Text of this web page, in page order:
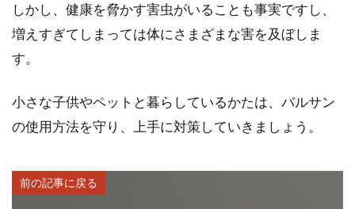
しかし、健康を脅かす害虫がいることも事実ですし、
増えすぎてしまっては体にさまざまな害を及ぼしま
す。
小さな子供やペットと暮らしているかたは、バルサン
の使用方法を守り、上手に対策していきましょう。
前の記事に戻る